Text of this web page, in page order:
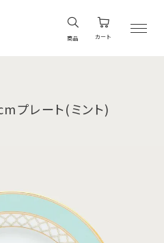
商品 カート
プレート(ミント)